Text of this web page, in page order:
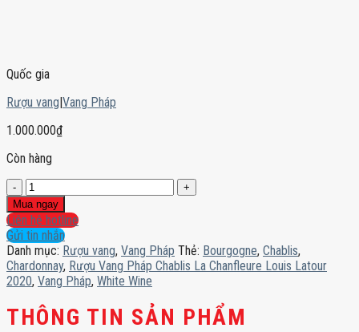
Quốc gia
Rượu vang|Vang Pháp
1.000.000₫
Còn hàng
Rượu
Vang
Pháp
Chablis
La
Chanfleure
Louis
Latour
2020
số
Mua ngay
Liên hệ hotline
Gửi tin nhắn
Danh mục: Rượu vang, Vang Pháp Thẻ: Bourgogne, Chablis,
Chardonnay, Rượu Vang Pháp Chablis La Chanfleure Louis Latour
2020, Vang Pháp, White Wine
THÔNG TIN SẢN PHẨM